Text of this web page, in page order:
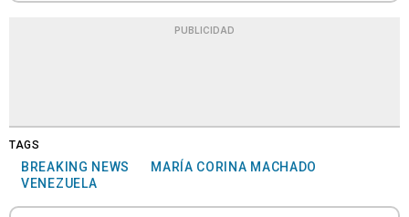
PUBLICIDAD
TAGS
BREAKING NEWS
MARÍA CORINA MACHADO
VENEZUELA